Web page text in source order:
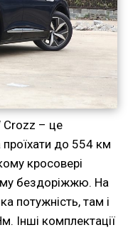
Crozz – це
до 554 км
кросовері
бездоріжжю. На
потужність, там і
Інші комплектації